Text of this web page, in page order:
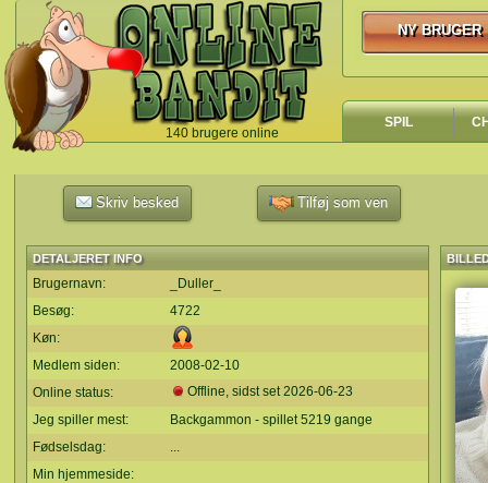
140 brugere online
`
NY BRUGER
NY BRUGER
SPIL
Skriv besked Tilføj som ven
DETALJERET INFO
Brugernavn:
_Duller_
Besøg:
4722
Køn:
Medlem siden:
2008-02-10
Online status:
Offline, sidst set2026-06-23
Jeg spiller mest:
Backgammon - spillet 5219 gange
Fødselsdag:
...
Min hjemmeside: